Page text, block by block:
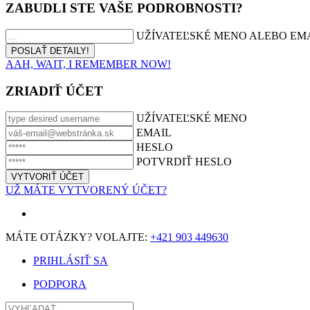
ZABUDLI STE VAŠE PODROBNOSTI?
UŽÍVATEĽSKÉ MENO ALEBO
AAH, WAIT, I REMEMBER NOW!
ZRIADIŤ ÚČET
UŽÍVATEĽSKÉ MENO
EMAIL
HESLO
POTVRDIŤ HESLO
UŽ MÁTE VYTVORENÝ ÚČET?
MÁTE OTÁZKY? VOLAJTE: +421 903 449630
PRIHLÁSIŤ SA
PODPORA